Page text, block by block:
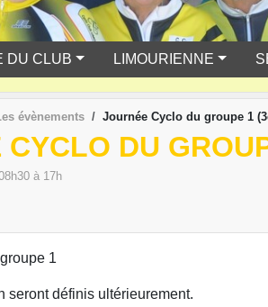
DU CLUB LIMOURIENNE
évènements Journée Cyclo du groupe 1
CYCLO DU
à 17h
1
seront définis ultérieurement.